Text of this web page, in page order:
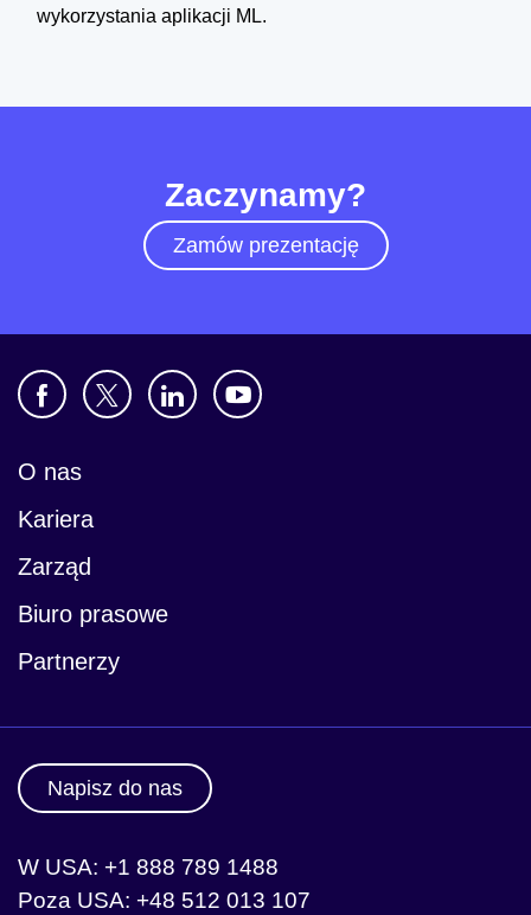
wykorzystania aplikacji ML.
Zaczynamy?
Zamów prezentację
O nas
Kariera
Zarząd
Biuro prasowe
Partnerzy
Napisz do nas
W USA: +1 888 789 1488
Poza USA: +48 512 013 107